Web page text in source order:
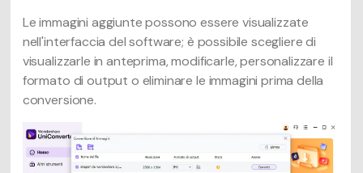
Le immagini aggiunte possono essere visualizzate
nell'interfaccia del software; è possibile scegliere di
visualizzarle in anteprima, modificarle, personalizzare il
formato di output o eliminare le immagini prima della
conversione.